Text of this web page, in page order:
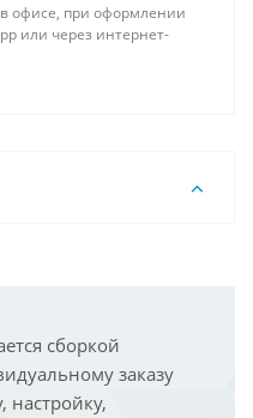
офисе, при оформлении
или через интернет-
сборкой
заказу
настройку,